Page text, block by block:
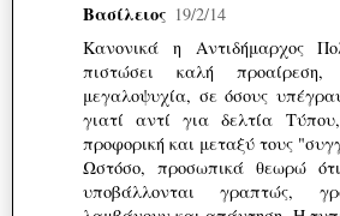
Βασίλειος 19/2/14
Κανονικά η Αντιδήμαρχος
πιστώσει καλή
μεγαλοψυχία, σε όσους
γιατί αντί για δελτία
προφορική και μεταξύ τους
Ωστόσο, προσωπικά θεωρώ
υποβάλλονται γραπτώς,